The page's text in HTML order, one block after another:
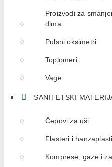
Proizvodi za
dima
Pulsni oksimetri
Toplomeri
Vage
SANITETSKI
Čepovi za uši
Flasteri i hanzaplasti
Komprese, gaze i